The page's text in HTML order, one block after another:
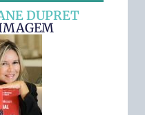
DUPRET